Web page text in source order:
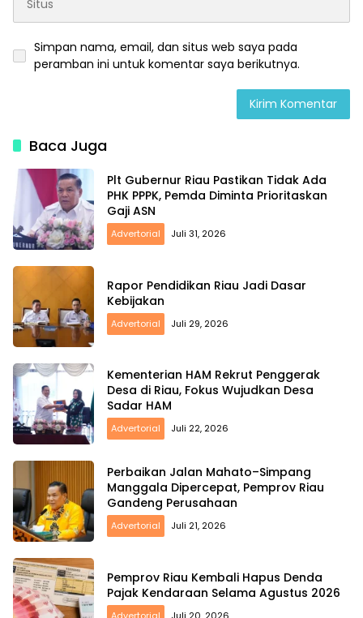
Simpan nama, email, dan situs web saya pada
peramban ini untuk komentar saya berikutnya.
Baca Juga
Plt Gubernur Riau Pastikan Tidak Ada
PHK PPPK, Pemda Diminta Prioritaskan
Gaji ASN
Advertorial Juli 31, 2026
Rapor Pendidikan Riau Jadi Dasar
Kebijakan
Advertorial Juli 29, 2026
Kementerian HAM Rekrut Penggerak
Desa di Riau, Fokus Wujudkan Desa
Sadar HAM
Advertorial Juli 22, 2026
Perbaikan Jalan Mahato–Simpang
Manggala Dipercepat, Pemprov Riau
Gandeng Perusahaan
Advertorial Juli 21, 2026
Pemprov Riau Kembali Hapus Denda
Pajak Kendaraan Selama Agustus 2026